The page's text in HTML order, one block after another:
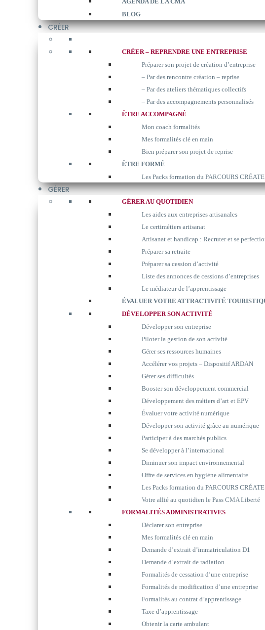
BLOG
CRÉER
CRÉER – REPRENDRE UNE ENTREPRISE
Préparer son projet de création d’entreprise
– Par des rencontre création – reprise
– Par des ateliers thématiques collectifs
– Par des accompagnements personnalisés
ÊTRE ACCOMPAGNÉ
Mon coach formalités
Mes formalités clé en main
Bien préparer son projet de reprise
ÊTRE FORMÉ
Les Packs formation du PARCOURS
GÉRER
GÉRER AU QUOTIDIEN
Les aides aux entreprises artisanales
Le certimétiers artisanat
Artisanat et handicap : Recruter et se
Préparer sa retraite
Préparer sa cession d’activité
Liste des annonces de cessions d’entreprises
Le médiateur de l’apprentissage
ÉVALUER VOTRE ATTRACTIVITÉ
DÉVELOPPER SON ACTIVITÉ
Développer son entreprise
Piloter la gestion de son activité
Gérer ses ressources humaines
Accélérer vos projets – Dispositif ARDAN
Gérer ses difficultés
Booster son développement commercial
Développement des métiers d’art et EPV
Évaluer votre activité numérique
Développer son activité grâce au numérique
Participer à des marchés publics
Se développer à l’international
Diminuer son impact environnemental
Offre de services en hygiène alimentaire
Les Packs formation du PARCOURS
Votre allié au quotidien le Pass CMA Liberté
FORMALITÉS ADMINISTRATIVES
Déclarer son entreprise
Mes formalités clé en main
Demande d’extrait d’immatriculation D1
Demande d’extrait de radiation
Formalités de cessation d’une entreprise
Formalités de modification d’une entreprise
Formalités au contrat d’apprentissage
Taxe d’apprentissage
Obtenir la carte ambulant